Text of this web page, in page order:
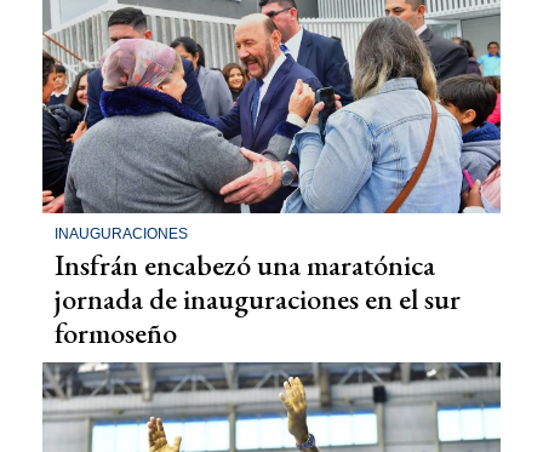
INAUGURACIONES
Insfrán encabezó una maratónica
jornada de inauguraciones en el sur
formoseño